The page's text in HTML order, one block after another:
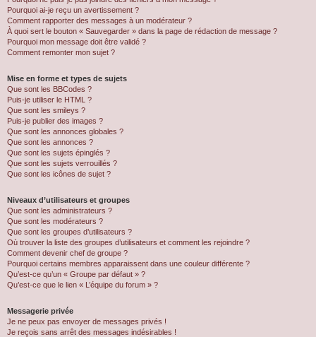
Pourquoi ai-je reçu un avertissement ?
Comment rapporter des messages à un modérateur ?
À quoi sert le bouton « Sauvegarder » dans la page de rédaction de message ?
Pourquoi mon message doit être validé ?
Comment remonter mon sujet ?
Mise en forme et types de sujets
Que sont les BBCodes ?
Puis-je utiliser le HTML ?
Que sont les smileys ?
Puis-je publier des images ?
Que sont les annonces globales ?
Que sont les annonces ?
Que sont les sujets épinglés ?
Que sont les sujets verrouillés ?
Que sont les icônes de sujet ?
Niveaux d’utilisateurs et groupes
Que sont les administrateurs ?
Que sont les modérateurs ?
Que sont les groupes d’utilisateurs ?
Où trouver la liste des groupes d’utilisateurs et comment les rejoindre ?
Comment devenir chef de groupe ?
Pourquoi certains membres apparaissent dans une couleur différente ?
Qu’est-ce qu’un « Groupe par défaut » ?
Qu’est-ce que le lien « L’équipe du forum » ?
Messagerie privée
Je ne peux pas envoyer de messages privés !
Je reçois sans arrêt des messages indésirables !